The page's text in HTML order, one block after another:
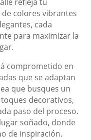
colores vibrantes
cada
para maximizar la
comprometido en
que se adaptan
que busques un
decorativos,
paso del proceso.
soñado, donde
de inspiración.